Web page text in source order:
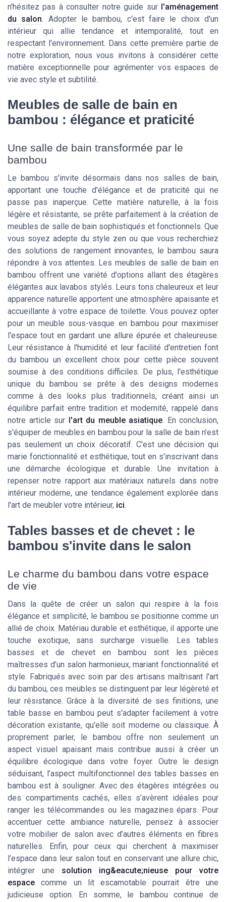
n'hésitez pas à consulter notre guide sur l'aménagement
du salon. Adopter le bambou, c'est faire le choix d'un
intérieur qui allie tendance et intemporalité, tout en
respectant l'environnement. Dans cette première partie de
notre exploration, nous vous invitons à considérer cette
matière exceptionnelle pour agrémenter vos espaces de
vie avec style et subtilité.
Meubles de salle de bain en
bambou : élégance et praticité
Une salle de bain transformée par le
bambou
Le bambou s'invite désormais dans nos salles de bain,
apportant une touche d'élégance et de praticité qui ne
passe pas inaperçue. Cette matière naturelle, à la fois
légère et résistante, se prête parfaitement à la création de
meubles de salle de bain sophistiqués et fonctionnels. Que
vous soyez adepte du style zen ou que vous recherchiez
des solutions de rangement innovantes, le bambou saura
répondre à vos attentes. Les meubles de salle de bain en
bambou offrent une variété d'options allant des étagères
élégantes aux lavabos stylés. Leurs tons chaleureux et leur
apparence naturelle apportent une atmosphère apaisante et
accueillante à votre espace de toilette. Vous pouvez opter
pour un meuble sous-vasque en bambou pour maximiser
l'espace tout en gardant une allure épurée et chaleureuse.
Leur résistance à l'humidité et leur facilité d'entretien font
du bambou un excellent choix pour cette pièce souvent
soumise à des conditions difficiles. De plus, l'esthétique
unique du bambou se prête à des designs modernes
comme à des looks plus traditionnels, créant ainsi un
équilibre parfait entre tradition et modernité, rappelé dans
notre article sur
l'art du meuble asiatique. En conclusion,
s'équiper de meubles en bambou pour la salle de bain n'est
pas seulement un choix décoratif. C'est une décision qui
marie fonctionnalité et esthétique, tout en s'inscrivant dans
une démarche écologique et durable. Une invitation à
repenser notre rapport aux matériaux naturels dans notre
intérieur moderne, une tendance également explorée dans
l'art de meubler votre intérieur, ici.
Tables basses et de chevet : le
bambou s'invite dans le salon
Le charme du bambou dans votre espace
de vie
Dans la quête de créer un salon qui respire à la fois
élégance et simplicité, le bambou se positionne comme un
allié de choix. Matériau durable et esthétique, il apporte une
touche exotique, sans surcharge visuelle. Les tables
basses et de chevet en bambou sont les pièces
maîtresses d’un salon harmonieux, mariant fonctionnalité et
style. Fabriqués avec soin par des artisans maîtrisant l'art
du bambou, ces meubles se distinguent par leur légèreté et
leur résistance. Grâce à la diversité de ses finitions, une
table basse en bambou peut s'adapter facilement à votre
décoration existante, qu'elle soit moderne ou classique. À
proprement parler, le bambou offre non seulement un
aspect visuel apaisant mais contribue aussi à créer un
équilibre écologique dans votre foyer. Outre le design
séduisant, l’aspect multifonctionnel des tables basses en
bambou est à souligner. Avec des étagères intégrées ou
des compartiments cachés, elles s’avèrent idéales pour
ranger les télécommandes ou les magazines épars. Pour
accentuer cette ambiance naturelle, pensez à associer
votre mobilier de salon avec d’autres éléments en fibres
naturelles. Enfin, pour ceux qui cherchent à maximiser
l’espace dans leur salon tout en conservant une allure chic,
intégrer une solution ing&eacute;nieuse pour votre
espace comme un lit escamotable pourrait être une
judicieuse option. En somme, le bambou continue de